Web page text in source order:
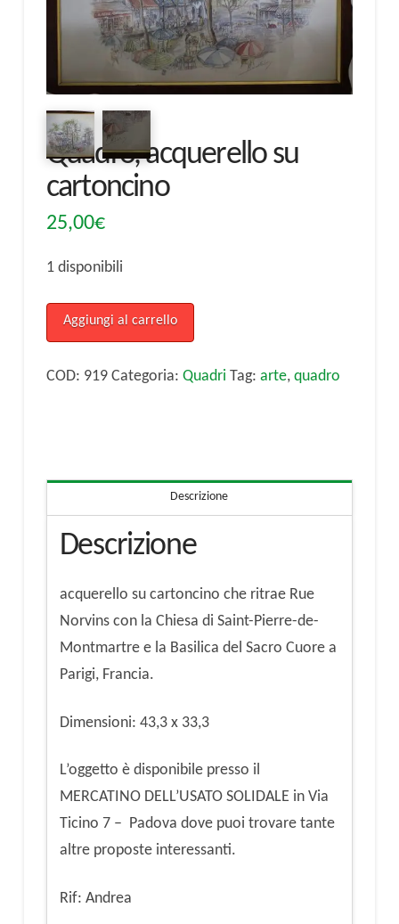
Quadro, acquerello su
cartoncino
25,00€
1 disponibili
Quadro,
acquerello
su
Aggiungi al carrello
COD: 919 Categoria: Quadri Tag: arte, quadro
Descrizione
Descrizione
acquerello su cartoncino che ritrae Rue
Norvins con la Chiesa di Saint-Pierre-de-
Montmartre e la Basilica del Sacro Cuore a
Parigi, Francia.
Dimensioni: 43,3 x 33,3
L’oggetto è disponibile presso il
MERCATINO DELL’USATO SOLIDALE in Via
Ticino 7 – Padova dove puoi trovare tante
altre proposte interessanti.
Rif: Andrea